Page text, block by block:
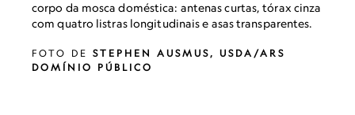
corpo da mosca doméstica: antenas curtas, tórax cinza
com quatro listras longitudinais e asas transparentes.
FOTO DE STEPHEN AUSMUS, USDA/ARS
DOMÍNIO PÚBLICO